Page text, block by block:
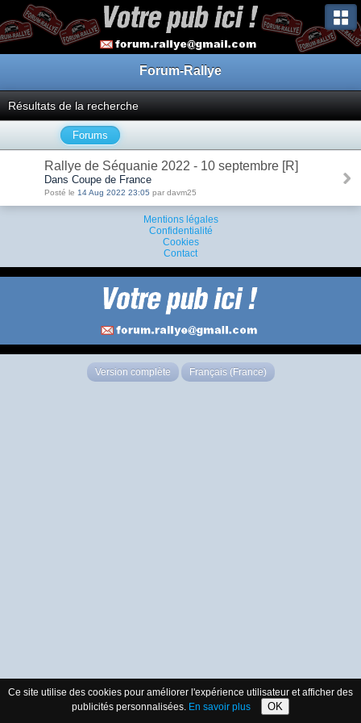
Forum-Rallye
Résultats de la recherche
Forums
Rallye de Séquanie 2022 - 10 septembre [R]
Dans Coupe de France
Posté le 14 Aug 2022 23:05 par davm25
Mentions légales
Confidentialité
Cookies
Contact
Version complète Français (France)
Ce site utilise des cookies pour améliorer l'expérience utilisateur et afficher des
publicités personnalisées. En savoir plus OK